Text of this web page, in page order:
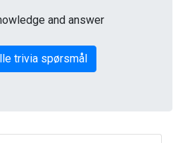
and answer
trivia spørsmål